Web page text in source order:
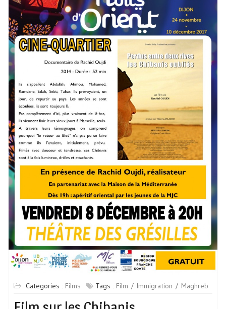
Categories : Films Tags : Film Immigration Maghreb